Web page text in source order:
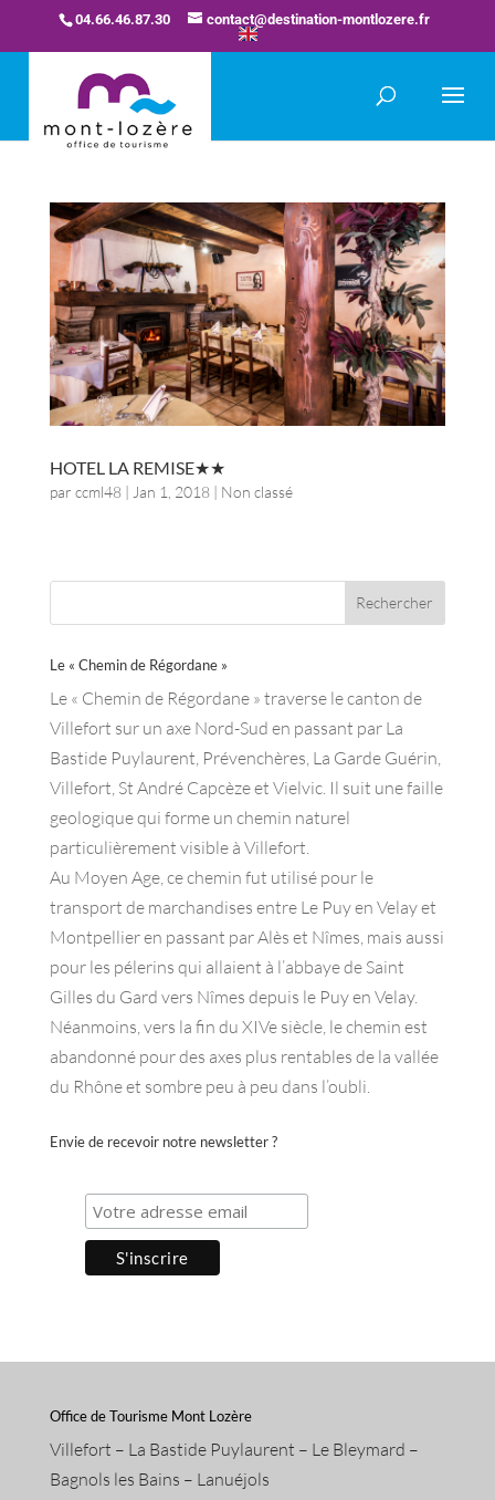
04.66.46.87.30 contact@destination-montlozere.fr
HOTEL LA REMISE
par ccml48| Jan 1, 2018| Non classé
Le « Chemin de Régordane »
Le « Chemin de Régordane » traverse le canton de
Villefort sur un axe Nord-Sud en passant par La
Bastide Puylaurent, Prévenchères, La Garde Guérin,
Villefort, St André Capcèze et Vielvic. Il suit une faille
geologique qui forme un chemin naturel
particulièrement visible à Villefort.
Au Moyen Age, ce chemin fut utilisé pour le
transport de marchandises entre Le Puy en Velay et
Montpellier en passant par Alès et Nîmes, mais aussi
pour les pélerins qui allaient à l’abbaye de Saint
Gilles du Gard vers Nîmes depuis le Puy en Velay.
Néanmoins, vers la fin du XIVe siècle, le chemin est
abandonné pour des axes plus rentables de la vallée
du Rhône et sombre peu à peu dans l’oubli.
Envie de recevoir notre newsletter ?
Office de Tourisme Mont Lozère
Villefort – La Bastide Puylaurent – Le Bleymard –
Bagnols les Bains – Lanuéjols